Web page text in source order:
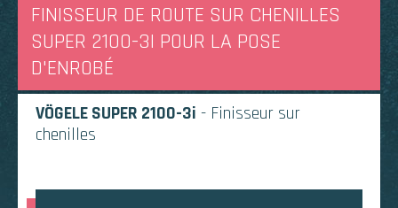
FINISSEUR DE ROUTE SUR CHENILLES
SUPER 2100-3I POUR LA POSE
D'ENROBÉ
VÖGELE SUPER 2100-3i - Finisseur sur
chenilles